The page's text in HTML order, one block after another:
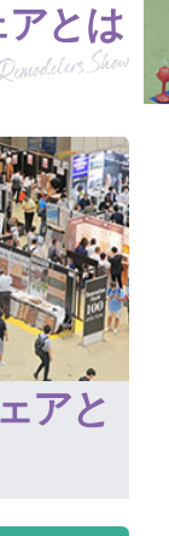
アとは
アと